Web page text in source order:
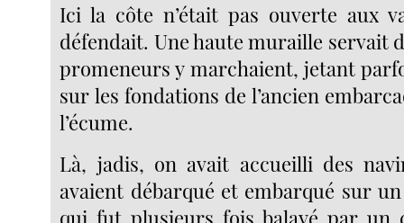
Ici la côte n’était pas ouverte aux
défendait. Une haute muraille servait
promeneurs y marchaient, jetant
sur les fondations de l’ancien
l’écume.
Là, jadis, on avait accueilli des
avaient débarqué et embarqué sur
qui fut plusieurs fois balayé par un